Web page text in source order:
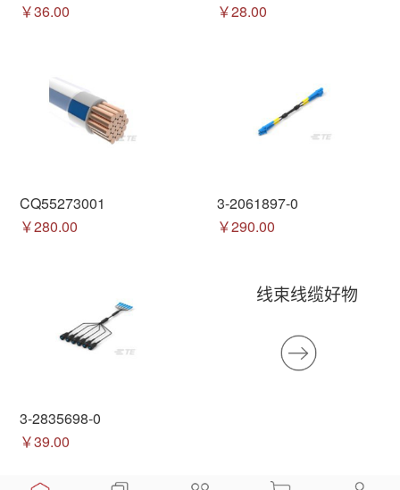
￥36.00
￥28.00
CQ55273001
￥280.00
3-2061897-0
￥290.00
3-2835698-0
￥39.00
线束线缆好物